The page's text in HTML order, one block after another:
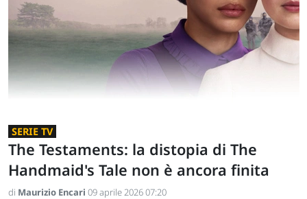
SERIE TV
The Testaments: la distopia di The
Handmaid's Tale non è ancora finita
di Maurizio Encari 09 aprile 2026 07:20